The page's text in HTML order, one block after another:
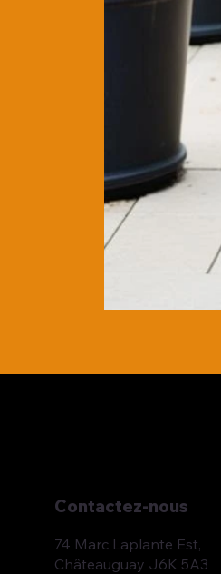
74 Marc Laplante Est,
Châteauguay J6K 5A3
Contactez-nous